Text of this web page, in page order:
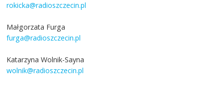
rokicka@radioszczecin.pl
Małgorzata Furga
furga@radioszczecin.pl
Katarzyna Wolnik-Sayna
wolnik@radioszczecin.pl